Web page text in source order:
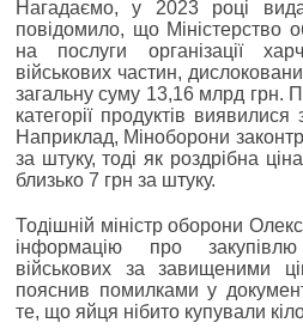
Нагадаємо, у 2023 році
повідомило, що Міністерство
на послуги організації
військових частин,
загальну суму 13,16 млрд грн.
категорії продуктів
Наприклад, Міноборони
за штуку, тоді як роздрібна
близько 7 грн за штуку.
Тодішній міністр оборони
інформацію про
військових за завищеними
пояснив помилками у
те, що яйця нібито купували